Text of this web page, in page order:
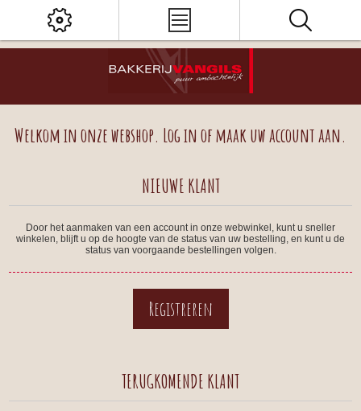
Welkom in onze webshop. Log in of maak uw account aan.
NIEUWE KLANT
Door het aanmaken van een account in onze webwinkel, kunt u sneller
winkelen, blijft u op de hoogte van de status van uw bestelling, en kunt u de
status van voorgaande bestellingen volgen.
TERUGKOMENDE KLANT